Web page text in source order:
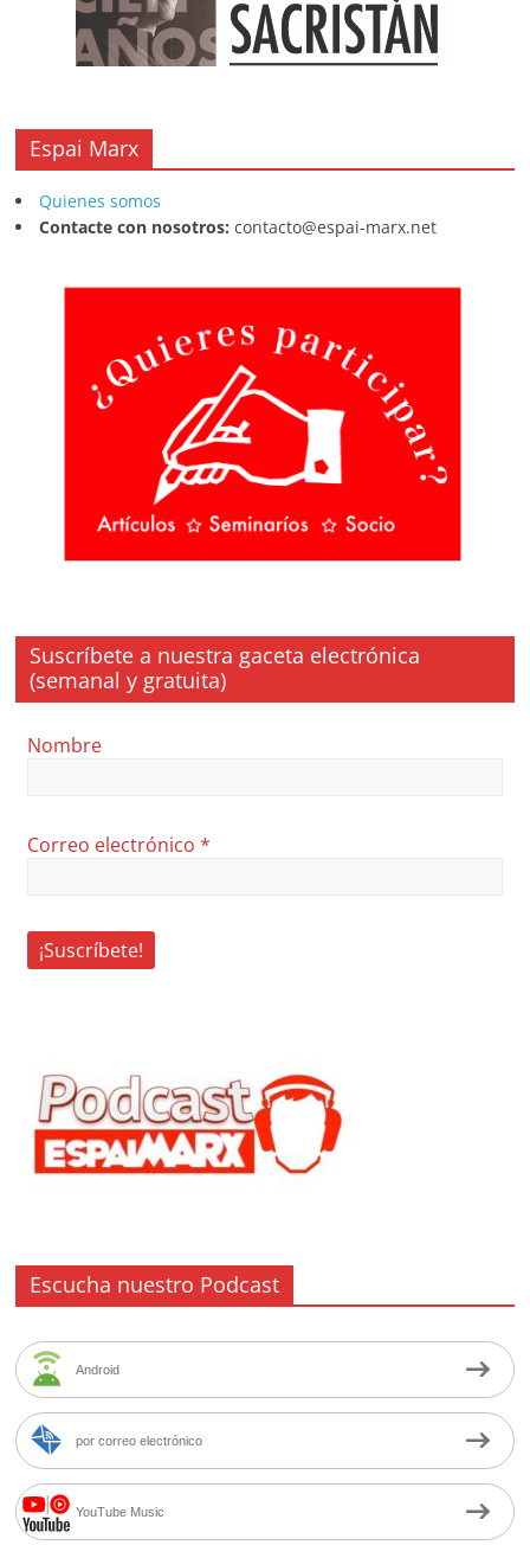
Espai Marx
Quienes somos
Contacte con nosotros: contacto@espai-marx.net
Suscríbete a nuestra gaceta electrónica
(semanal y gratuita)
Nombre
Correo electrónico*
Escucha nuestro Podcast
Android
por correo electrónico
YouTube Music